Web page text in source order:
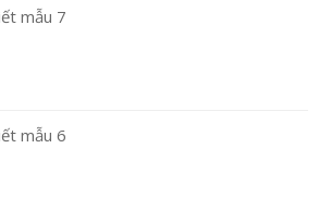
mẫu 7
mẫu 6